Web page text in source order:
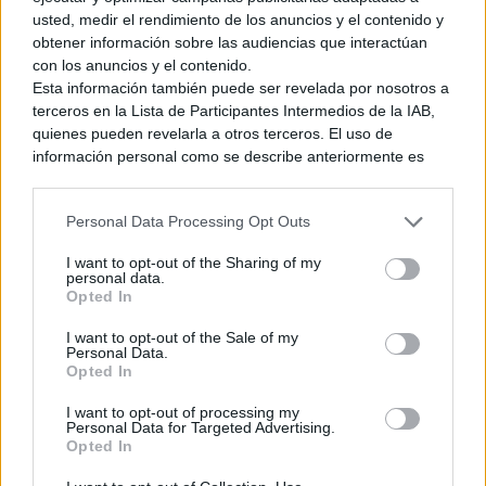
usted, medir el rendimiento de los anuncios y el contenido y
obtener información sobre las audiencias que interactúan
con los anuncios y el contenido.
Esta información también puede ser revelada por nosotros a
terceros en la Lista de Participantes Intermedios de la IAB,
quienes pueden revelarla a otros terceros. El uso de
información personal como se describe anteriormente es
generamos contenido relevante para nuestra audiencia.
recopilación y uso de datos en nuestra Política de
Privacidad.
terceros por nuestra parte, utilice la siguiente opción de
exclusión y confirme su selección. Tenga en cuenta que
después de que se procese su solicitud de exclusión, es
posible que continúe viendo anuncios basados en intereses
basados en la información personal utilizada por nosotros o
en información personal divulgada a terceros antes de su
Personal Data Processing Opt Outs
I want to opt-out of the Sharing of my
personal data.
Opted In
I want to opt-out of the Sale of my
Personal Data.
Opted In
I want to opt-out of processing my
Personal Data for Targeted Advertising.
Opted In
defecto de los reflejos del agua que
ya tenía la versión original y que se
mantiene en la versión Switch 2
pic.twitter.com/2oY71f3rhs
— Rafa Mañas – ALIAS79
(@Alias79NN)July 1, 2026
Rayman Origins: Enhanced Edition se
31 mayo, 2026 22:38